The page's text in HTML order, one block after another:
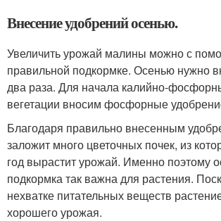
Внесение удобрений осенью.
Увеличить урожай малины можно с
правильной подкормке. Осенью нужно
два раза. Для начала калийно-
вегетации вносим фосфорные
Благодаря правильно внесенным
заложит много цветочных почек, из
год вырастит урожай. Именно поэтому
подкормка так важна для растения.
нехватке питательных веществ
хорошего урожая.